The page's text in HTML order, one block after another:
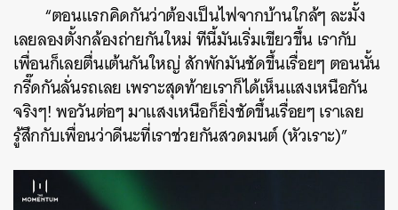
“ตอนแรกคิดกันว่าต้องเป็นไฟจากบ้านใกล้ๆ ละมั้ง
เลยลองตั้งกล้องถ่ายกันใหม่ ทีนี้มันเริ่มเขียวขึ้น เรากับ
เพื่อนก็เลยตื่นเต้นกันใหญ่ สักพักมันชัดขึ้นเรื่อยๆ ตอนนั้น
กรี๊ดกันลั่นรถเลย เพราะสุดท้ายเราก็ได้เห็นแสงเหนือกัน
จริงๆ! พอวันต่อๆ มาแสงเหนือก็ยิ่งชัดขึ้นเรื่อยๆ เราเลย
รู้สึกกับเพื่อนว่าดีนะที่เราช่วยกันสวดมนต์ (หัวเราะ)”